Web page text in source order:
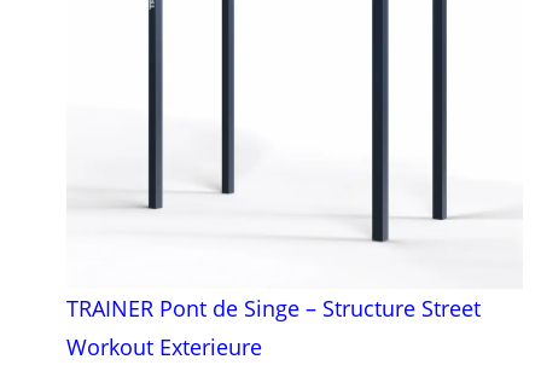
TRAINER Pont de Singe – Structure Street
Workout Exterieure